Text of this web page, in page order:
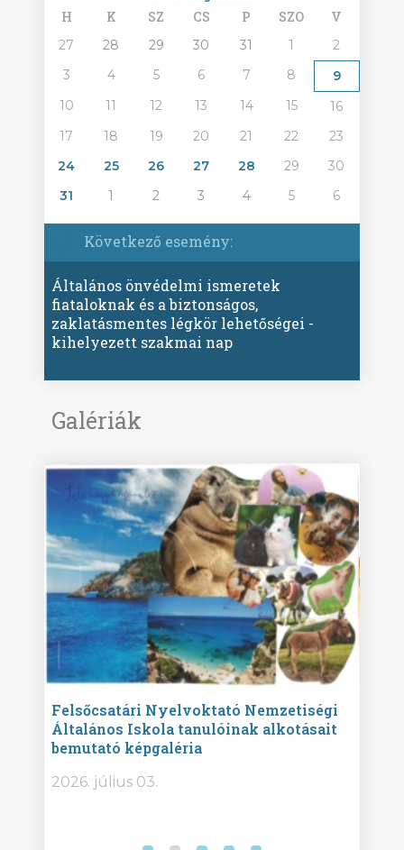
H K SZ CS P SZO V
27 28 29 30 31 1
2
3
4 5 6 7 8
9
10
11 12 13 14 15
16
17
18 19 20 21 22
23
24
25 26 27 28 29
30
31
1 2 3 4 5 6
Következő esemény:
Általános önvédelmi ismeretek
fiataloknak és a biztonságos,
zaklatásmentes légkör lehetőségei -
kihelyezett szakmai nap
Galériák
Felsőcsatári Nyelvoktató Nemzetiségi
Általános Iskola tanulóinak alkotásait
bemutató képgaléria
2026. július 03.